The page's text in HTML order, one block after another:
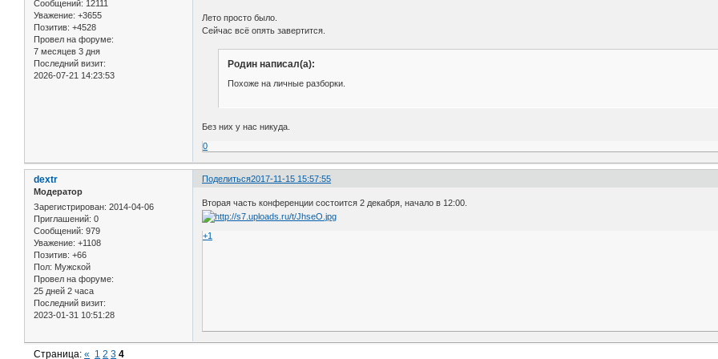
Сообщений: 12111
Уважение: +3655
Позитив: +4528
Провел на форуме:
7 месяцев 3 дня
Последний визит:
2026-07-21 14:23:53
Лето просто было.
Сейчас всё опять завертится.
Родин написал(а):
Похоже на личные разборки.
Без них у нас никуда.
0
Поделиться2017-11-15 15:57:55
dextr
Модератор
Зарегистрирован: 2014-04-06
Приглашений: 0
Сообщений: 979
Уважение: +1108
Позитив: +66
Пол: Мужской
Провел на форуме:
25 дней 2 часа
Последний визит:
2023-01-31 10:51:28
Вторая часть конференции состоится 2 декабря, начало в 12:00.
+1
Страница:« 1 2 3 4